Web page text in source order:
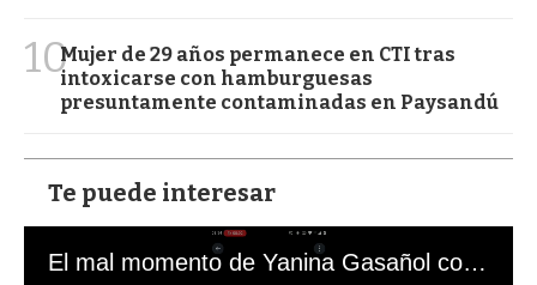
10Mujer de 29 años permanece en CTI tras
intoxicarse con hamburguesas
presuntamente contaminadas en Paysandú
Te puede interesar
El mal momento de Yanina Gasañol con un hincha argentino en "Subrayado"